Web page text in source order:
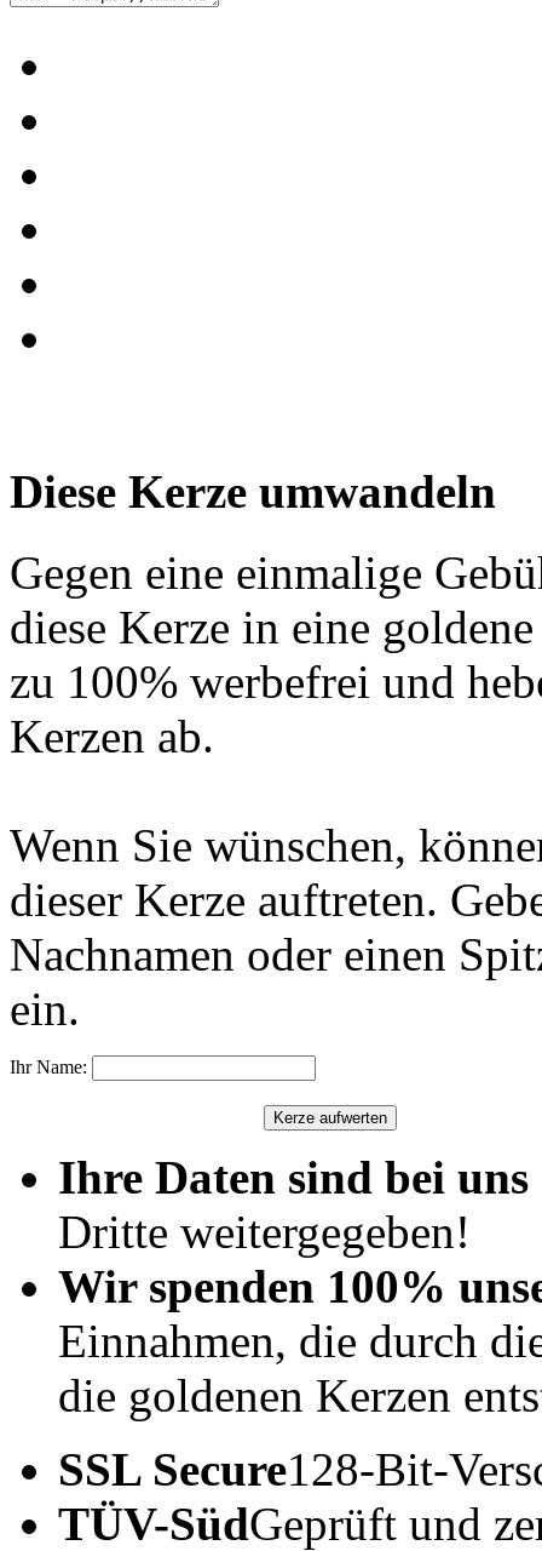
Diese Kerze umwandeln
Gegen eine einmalige
diese Kerze in eine
zu 100% werbefrei und
Kerzen ab.
Wenn Sie wünschen,
dieser Kerze auftreten.
Nachnamen oder einen
ein.
Ihr Name:
Ihre Daten sind bei uns
Dritte weitergegeben!
Wir spenden 100%
Einnahmen, die durch
die goldenen Kerzen
SSL Secure128-Bit-
TÜV-SüdGeprüft und